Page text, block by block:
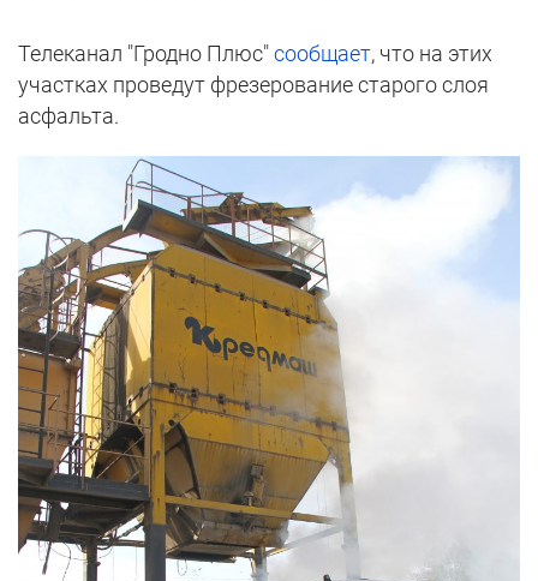
Телеканал "Гродно Плюс"сообщает, что на этих
участках проведут фрезерование старого слоя
асфальта.